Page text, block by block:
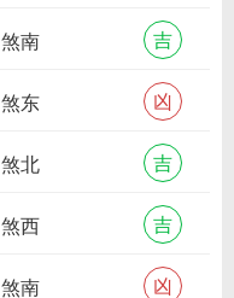
煞南 吉
煞东 凶
煞北 吉
煞西 吉
煞南 凶